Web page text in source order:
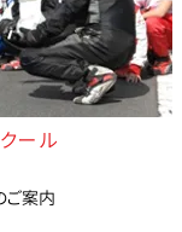
ール
ご案内